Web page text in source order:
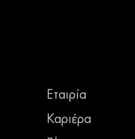
Εταιρία
Καριέρα